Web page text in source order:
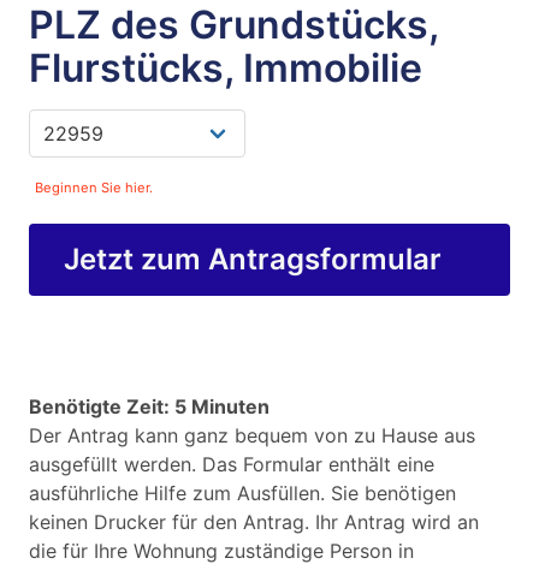
PLZ des Grundstücks,
Flurstücks, Immobilie
Beginnen Sie hier.
Jetzt zum Antragsformular
Benötigte Zeit: 5 Minuten
Der Antrag kann ganz bequem von zu Hause aus
ausgefüllt werden. Das Formular enthält eine
ausführliche Hilfe zum Ausfüllen. Sie benötigen
keinen Drucker für den Antrag. Ihr Antrag wird an
die für Ihre Wohnung zuständige Person in